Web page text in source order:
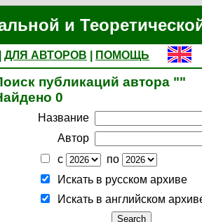
и
ДЛЯ АВТОРОВ
ПОМОЩЬ
публикаций автора ""
0
Название
Автор
с
по
Искать в русском архиве
Искать в английском